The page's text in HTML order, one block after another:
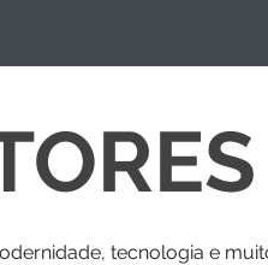
tecnologia e